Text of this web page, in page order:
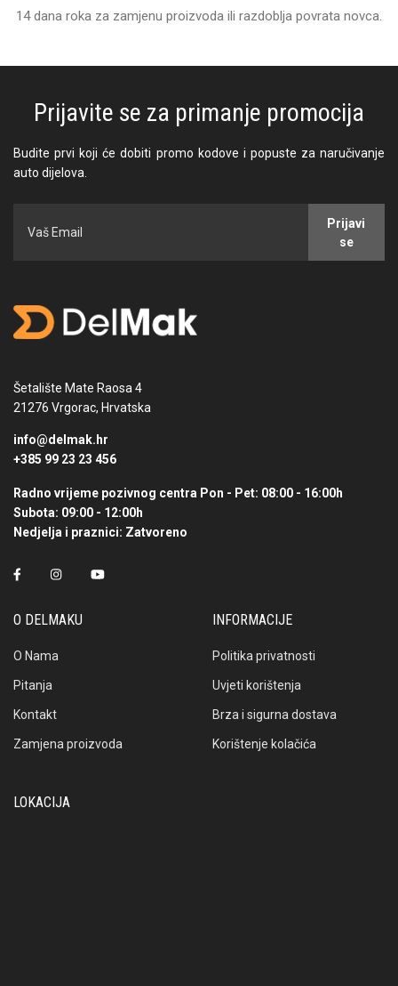
14 dana roka za zamjenu proizvoda ili razdoblja povrata novca.
Prijavite se za primanje promocija
Budite prvi koji će dobiti promo kodove i popuste za naručivanje
auto dijelova.
Prijavi
se
Šetalište Mate Raosa 4
21276 Vrgorac, Hrvatska
info@delmak.hr
+385 99 23 23 456
Radno vrijeme pozivnog centra Pon - Pet: 08:00 - 16:00h
Subota: 09:00 - 12:00h
Nedjelja i praznici: Zatvoreno
O DELMAKU
O Nama
Pitanja
Kontakt
Zamjena proizvoda
INFORMACIJE
Politika privatnosti
Uvjeti korištenja
Brza i sigurna dostava
Korištenje kolačića
LOKACIJA